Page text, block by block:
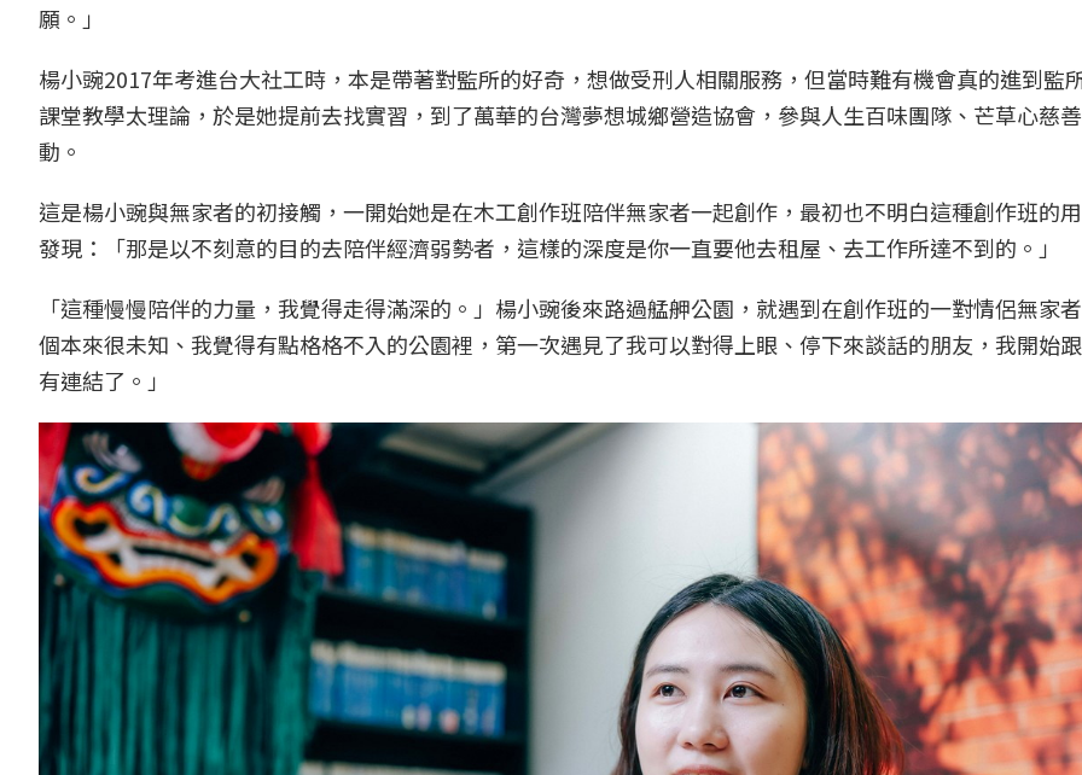
願。」
楊小豌2017年考進台大社工時，本是帶著對監所的好奇，想做受刑人相關服務，但當時難有機會真的進到監
課堂教學太理論，於是她提前去找實習，到了萬華的台灣夢想城鄉營造協會，參與人生百味團隊、芒草心慈
動。
這是楊小豌與無家者的初接觸，一開始她是在木工創作班陪伴無家者一起創作，最初也不明白這種創作班的
發現：「那是以不刻意的目的去陪伴經濟弱勢者，這樣的深度是你一直要他去租屋、去工作所達不到的。」
「這種慢慢陪伴的力量，我覺得走得滿深的。」楊小豌後來路過艋舺公園，就遇到在創作班的一對情侶無家
個本來很未知、我覺得有點格格不入的公園裡，第一次遇見了我可以對得上眼、停下來談話的朋友，我開始
有連結了。」